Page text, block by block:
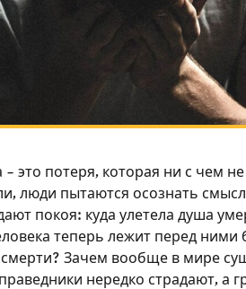
это потеря, которая ни с чем
люди пытаются осознать
покоя: куда улетела душа
теперь лежит перед
Зачем вообще в мире
нередко страдают, а